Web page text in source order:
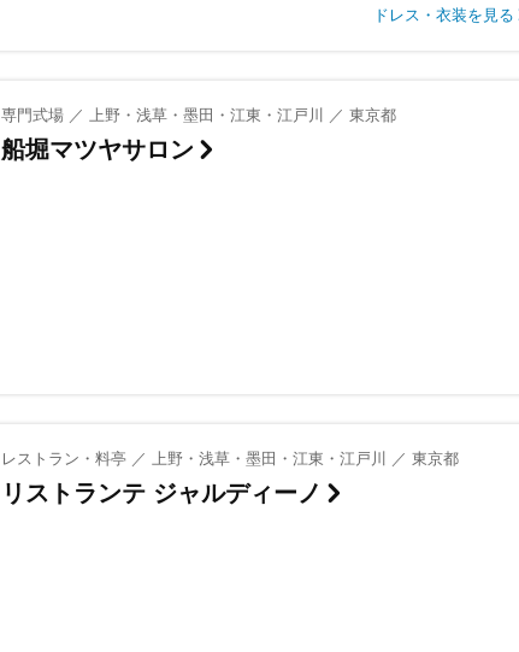
ドレス・衣装を見る
専門式場 ／ 上野・浅草・墨田・江東・江戸川 ／ 東京都
船堀マツヤサロン
レストラン・料亭 ／ 上野・浅草・墨田・江東・江戸川 ／ 東京都
リストランテ ジャルディーノ